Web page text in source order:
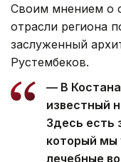
Своим мнением о
отрасли региона
заслуженный
Рустембеков.
— В
известный
Здесь есть
который мы
лечебные